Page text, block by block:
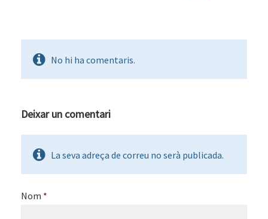
No hi ha comentaris.
Deixar un comentari
La seva adreça de correu no serà publicada.
Nom *